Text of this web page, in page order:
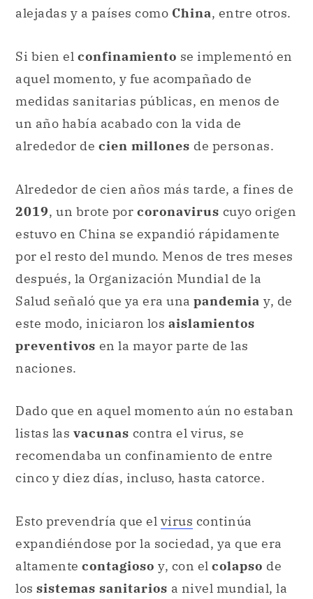
alejadas y a países como China, entre otros.
Si bien el confinamiento se implementó en
aquel momento, y fue acompañado de
medidas sanitarias públicas, en menos de
un año había acabado con la vida de
alrededor de cien millones de personas.
Alrededor de cien años más tarde, a fines de
2019, un brote por coronavirus cuyo origen
estuvo en China se expandió rápidamente
por el resto del mundo. Menos de tres meses
después, la Organización Mundial de la
Salud señaló que ya era una pandemia y, de
este modo, iniciaron los aislamientos
preventivos en la mayor parte de las
naciones.
Dado que en aquel momento aún no estaban
listas las vacunas contra el virus, se
recomendaba un confinamiento de entre
cinco y diez días, incluso, hasta catorce.
Esto prevendría que el virus continúa
expandiéndose por la sociedad, ya que era
altamente contagioso y, con el colapso de
los sistemas sanitarios a nivel mundial, la